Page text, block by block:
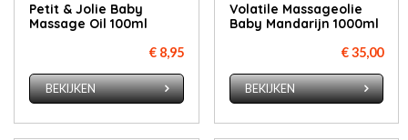
Petit & Jolie Baby
Massage Oil 100ml
€ 8,95
BEKIJKEN
Volatile Massageolie
Baby Mandarijn 1000ml
€ 35,00
BEKIJKEN